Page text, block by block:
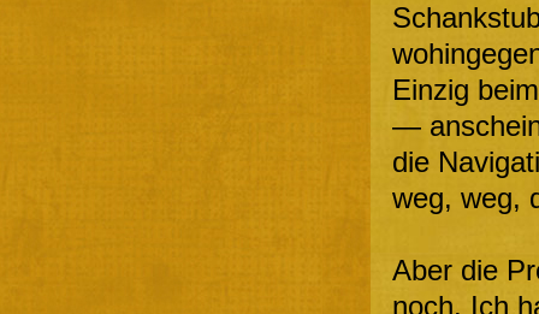
Einzig
—
die
weg, weg,
Aber die
noch. Ich